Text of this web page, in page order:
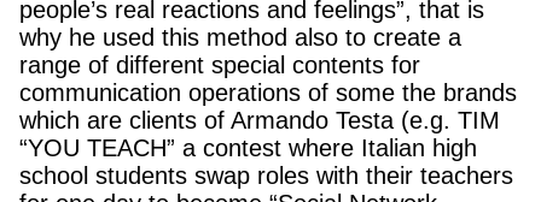
people’s real reactions and feelings”, that is
why he used this method also to create a
range of different special contents for
communication operations of some the brands
which are clients of Armando Testa (e.g. TIM
“YOU TEACH” a contest where Italian high
school students swap roles with their teachers